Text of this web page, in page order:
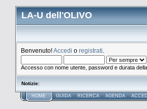
LA-U dell'OLIVO
Benvenuto!Accedi o registrati
Accesso con nome utente, password e durata
Notizie:
HOME GUIDA RICERCA AGENDA